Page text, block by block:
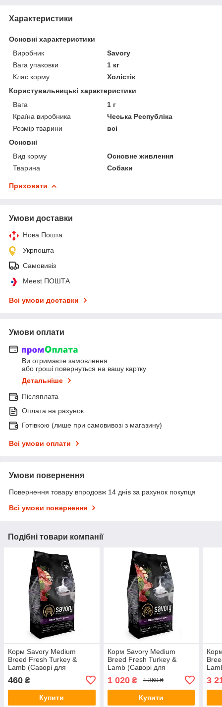
Характеристики
Основні характеристики
Виробник
Savory
Вага упаковки
1 кг
Клас корму
Холістік
Користувальницькі характеристики
Вага
1 г
Країна виробника
Чеська Республіка
Розмір тварини
всі
Основні
Вид корму
Основне живлення
Тварина
Собаки
Приховати
Умови доставки
Нова Пошта
Укрпошта
Самовивіз
Meest ПОШТА
Всі умови доставки
Умови оплати
Ви отримаєте замовлення
або гроші повернуться на вашу картку
Детальніше
Післяплата
Оплата на рахунок
Готівкою (лише при самовивозі з магазину)
Всі умови оплати
Умови повернення
Повернення товару впродовж 14 днів за рахунок покупця
Всі умови повернення
Подібні товари компанії
Корм Savory Medium
Breed Fresh Turkey &
Lamb (Саворі для
індичкою) 1кг.
460 ₴
Купити
Корм Savory Medium
Breed Fresh Turkey &
Lamb (Саворі для
індичкою) 3кг.
1 020₴ 1 360 ₴
Купити
3